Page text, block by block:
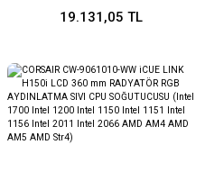
ADRESLENEBİLİR RGB FAN
19.131,05 TL